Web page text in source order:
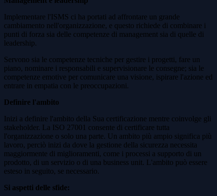
Implementare l'ISMS ci ha portati ad affrontare un grande
cambiamento nell'organizzazione, e questo richiede di combinare i
punti di forza sia delle competenze di management sia di quelle di
leadership.
Servono sia le competenze tecniche per gestire i progetti, fare un
piano, nominare i responsabili e supervisionare le consegne; sia le
competenze emotive per comunicare una visione, ispirare l'azione ed
entrare in empatia con le preoccupazioni.
Definire l'ambito
Inizi a definire l'ambito della Sua certificazione mentre coinvolge gli
stakeholder. La ISO 27001 consente di certificare tutta
l'organizzazione o solo una parte. Un ambito più ampio significa più
lavoro, perciò inizi da dove la gestione della sicurezza necessita
maggiormente di miglioramenti, come i processi a supporto di un
prodotto, di un servizio o di una business unit. L'ambito può essere
esteso in seguito, se necessario.
Si aspetti delle sfide: